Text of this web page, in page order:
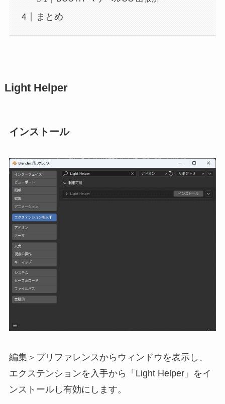
まとめ
Light Helper
インストール
編集＞プリファレンスからウィンドウを表示し、
エクステンションを入手から「Light Helper」をイ
ンストールし有効にします。